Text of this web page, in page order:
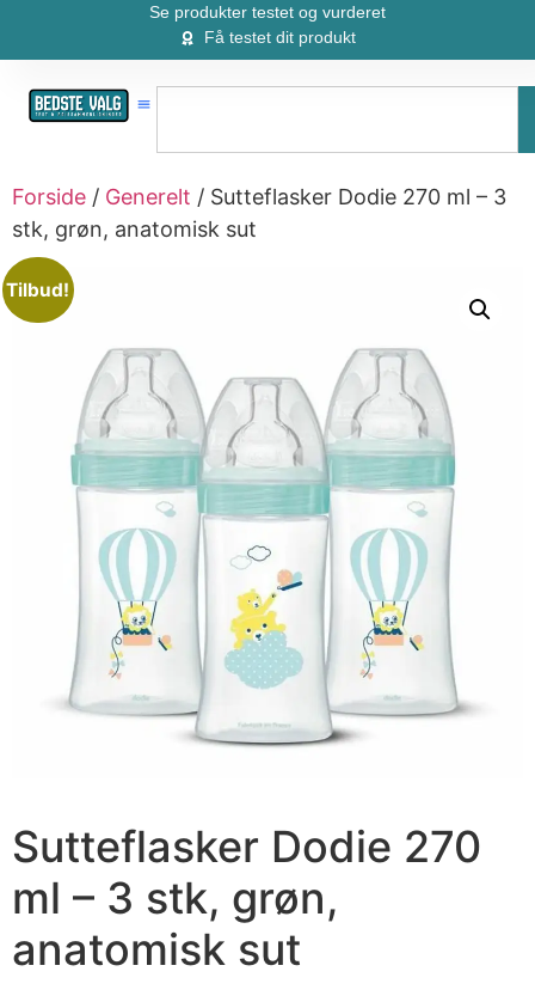
Se produkter testet og vurderet
Få testet dit produkt
Forside / Generelt / Sutteflasker Dodie 270 ml – 3
stk, grøn, anatomisk sut
Tilbud!
Sutteflasker Dodie 270
ml – 3 stk, grøn,
anatomisk sut